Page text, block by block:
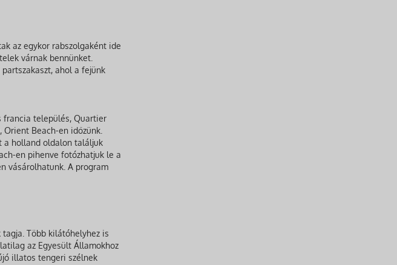
az egykor rabszolgaként ide
várnak bennünket.
ahol a fejünk
francia település, Quartier
Beach-en időzünk.
a holland oldalon találjuk
en pihenve fotózhatjuk le a
vásárolhatunk. A program
Több kilátóhelyhez is
az Egyesült Államokhoz
illatos tengeri szélnek